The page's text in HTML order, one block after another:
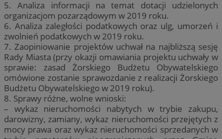
5. Analiza informacji na temat dotacji udzielonych
organizacjom pozarządowym w 2019 roku.
6. Analiza zaległości podatkowych oraz ulg, umorzeń i
zwolnień podatkowych w 2019 roku.
7. Zaopiniowanie projektów uchwał na najbliższą sesję
Rady Miasta (przy okazji omawiania projektu uchwały w
sprawie: zasad Żorskiego Budżetu Obywatelskiego
omówione zostanie sprawozdanie z realizacji Żorskiego
Budżetu Obywatelskiego w 2019 roku).
8. Sprawy różne, wolne wnioski:
– wykaz nieruchomości nabytych w trybie zakupu,
darowizny, zamiany, wykaz nieruchomości przejętych z
mocy prawa oraz wykaz nieruchomości sprzedanych w